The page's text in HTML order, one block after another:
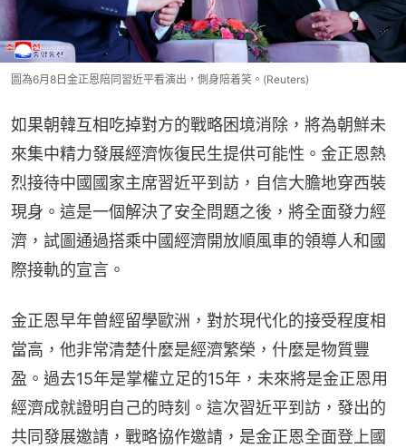
圖為6月8日金正恩陪同習近平看演出，側身陪着笑。(Reuters)
如果朝韓互相吃掉對方的戰略困境消除，將為朝鮮未
來集中精力發展經濟恢復民生提供可能性。金正恩熱
烈接待中國國家主席習近平到訪，自信大膽地穿西裝
現身。這是一個解決了安全問題之後，將全面發力經
濟，試圖通過搭乘中國經濟開放順風車的領導人和國
際接軌的宣言。
金正恩早年曾經留學歐洲，對於現代化的接受程度相
當高，他非常清楚什麼是經濟繁榮，什麼是物質豐
盈。過去15年是掌權立足的15年，未來將是金正恩用
經濟成就證明自己的時刻。這次習近平到訪，發出的
共同發展邀請，戰略協作邀請，是金正恩全面登上國